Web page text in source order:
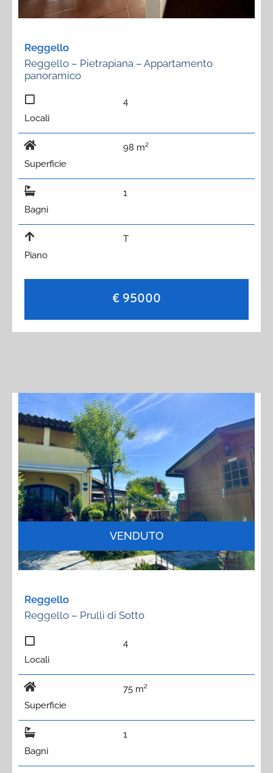
Reggello
Reggello – Pietrapiana – Appartamento
panoramico
Locali
4
Superficie
98 m²
Bagni
1
Piano
T
€ 95000
VENDUTO
Reggello
Reggello – Prulli di Sotto
Locali
4
Superficie
75 m²
Bagni
1